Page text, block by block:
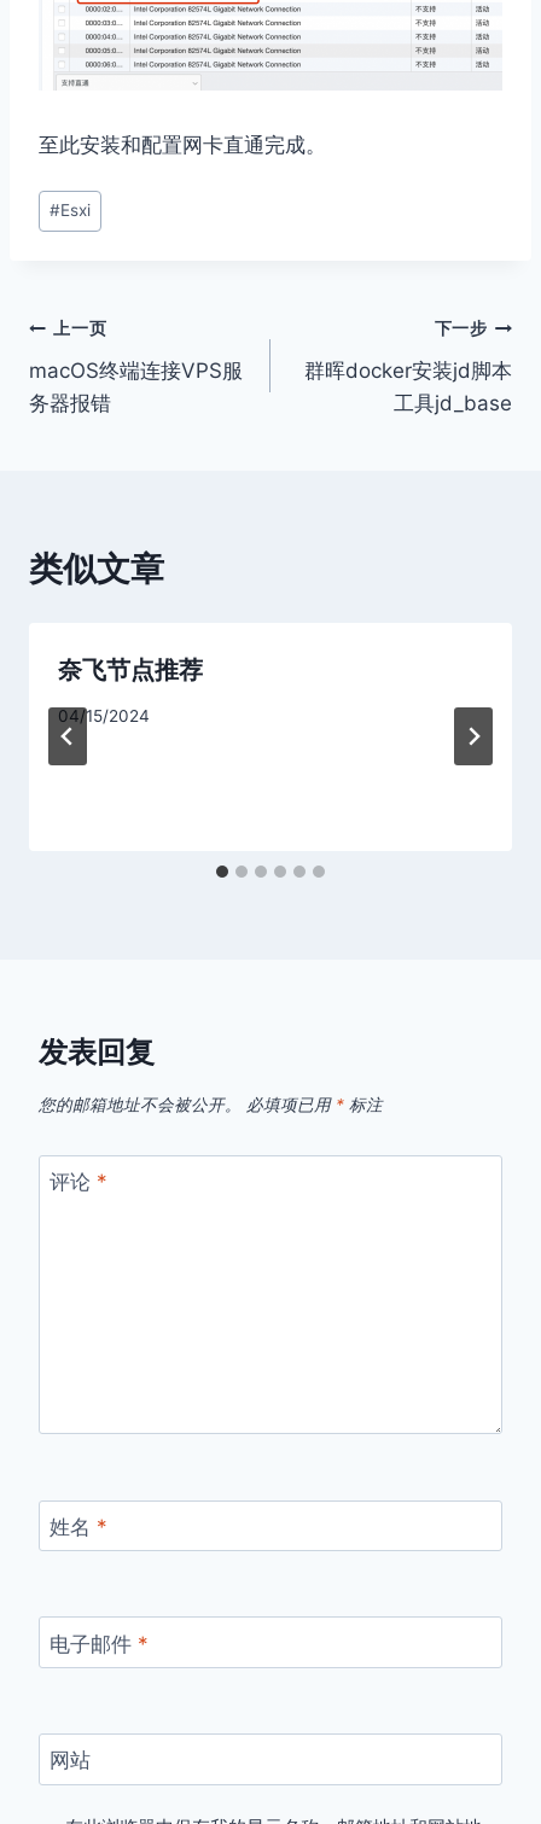
至此安装和配置网卡直通完成。
文
章
#Esxi
文
章
上一页
macOS终端连接VPS服
务器报错
下一步
群晖docker安装jd脚本
工具jd_base
类似文章
奈飞节点推荐
04/15/2024
发表回复
您的邮箱地址不会被公开。 必填项已用 * 标注
评论 *
姓名 *
电子邮件 *
网站